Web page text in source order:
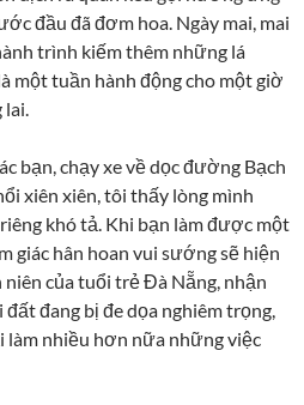
đầu đã đơm hoa. Ngày mai, mai
trình kiếm thêm những lá
một tuần hành động cho một giờ
lai.
bạn, chạy xe về dọc đường Bạch
xiên xiên, tôi thấy lòng mình
khó tả. Khi bạn làm được một
giác hân hoan vui sướng sẽ hiện
niên của tuổi trẻ Đà Nẵng, nhận
đang bị đe dọa nghiêm trọng,
làm nhiều hơn nữa những việc